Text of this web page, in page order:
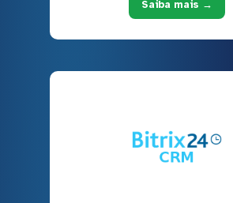
Saiba mais →